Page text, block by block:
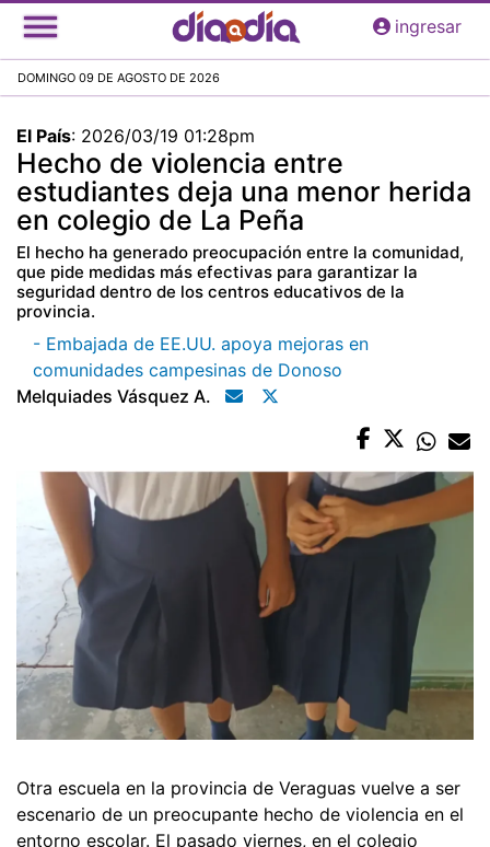
Pasar
al
principal
ingresar
DOMINGO 09 DE AGOSTO DE 2026
El País: 2026/03/19 01:28pm
Hecho de violencia entre
estudiantes deja una menor herida
en colegio de La Peña
El hecho ha generado preocupación entre la comunidad,
que pide medidas más efectivas para garantizar la
seguridad dentro de los centros educativos de la
provincia.
- Embajada de EE.UU. apoya mejoras en
comunidades campesinas de Donoso
Melquiades Vásquez A.
Otra escuela en la provincia de Veraguas vuelve a ser
escenario de un preocupante hecho de violencia en el
entorno escolar. El pasado viernes, en el colegio